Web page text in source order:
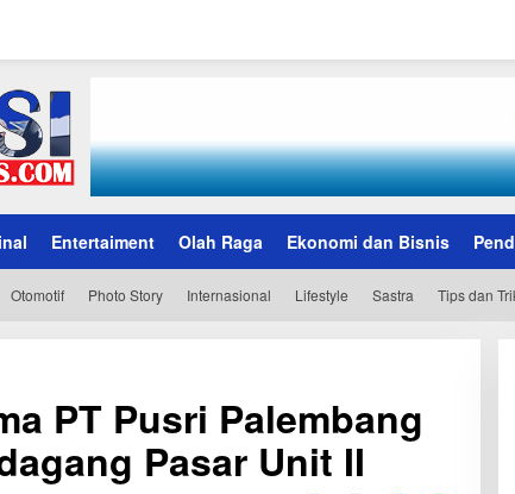
Entertaiment Olah Raga Ekonomi dan Bisnis
Otomotif Photo Story Internasional Lifestyle Sastra Tips dan
PT Pusri Palembang
Pasar Unit II